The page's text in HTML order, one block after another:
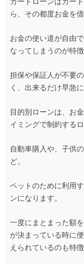
ら、その都度お金を
お金の使い道が自由
なってしまうのが特徴
担保や保証人が不要
く、出来るだけ早急
目的別ローンは、お
イミングで制約するロ
自動車購入や、子供
ど。
ペットのために利用
ンになります。
一度にまとまった額
が決まっている時に
えられているのも特徴